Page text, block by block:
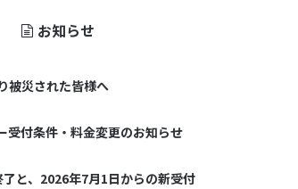
お知らせ
被災された皆様へ
受付条件・料金変更のお知らせ
と、2026年7月1日からの新受付